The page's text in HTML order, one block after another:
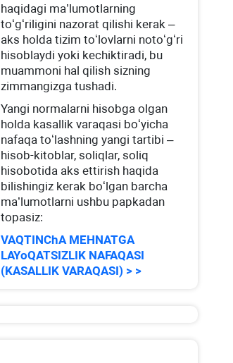
haqidagi ma’lumotlarning
toʻgʻriligini nazorat qilishi kerak –
aks holda tizim toʻlovlarni notoʻgʻri
hisoblaydi yoki kechiktiradi, bu
muammoni hal qilish sizning
zimmangizga tushadi.
Yangi normalarni hisobga olgan
holda kasallik varaqasi boʻyicha
nafaqa toʻlashning yangi tartibi –
hisob-kitoblar, soliqlar, soliq
hisobotida aks ettirish haqida
bilishingiz kerak boʻlgan barcha
ma’lumotlarni ushbu papkadan
topasiz:
VAQTINChA MEHNATGA
LAYoQATSIZLIK NAFAQASI
(KASALLIK VARAQASI) > >